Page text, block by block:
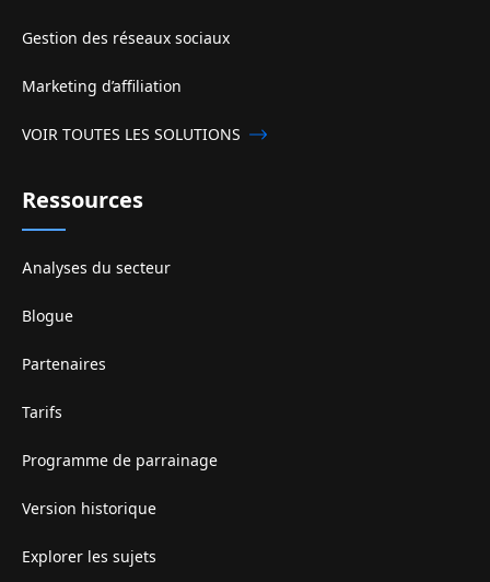
Gestion des réseaux sociaux
Marketing d’affiliation
VOIR TOUTES LES SOLUTIONS
Ressources
Analyses du secteur
Blogue
Partenaires
Tarifs
Programme de parrainage
Version historique
Explorer les sujets